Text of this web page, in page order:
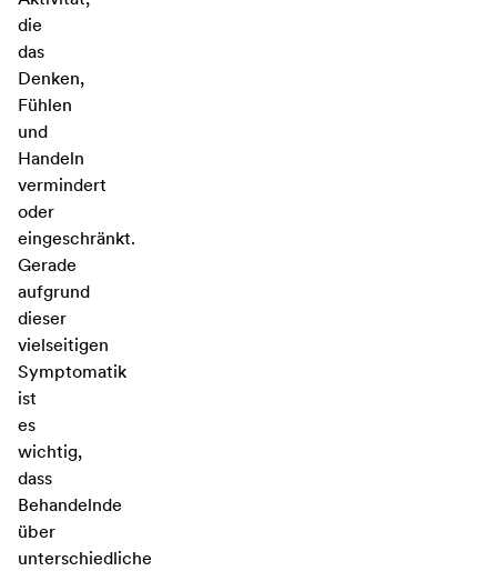
die
das
Denken,
Fühlen
und
Handeln
vermindert
oder
eingeschränkt.
Gerade
aufgrund
dieser
vielseitigen
Symptomatik
ist
es
wichtig,
dass
Behandelnde
über
unterschiedliche